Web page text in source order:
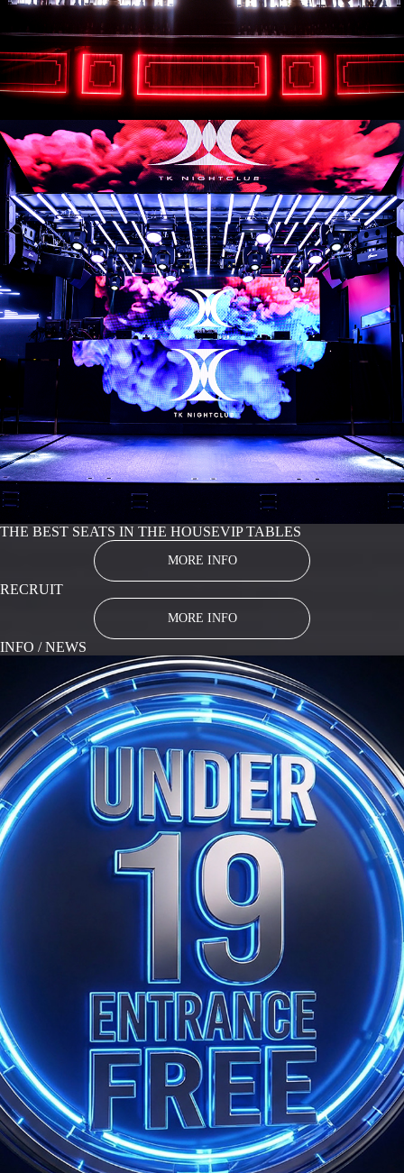
THE BEST SEATS IN THE HOUSEVIP TABLES
MORE INFO
RECRUIT
MORE INFO
INFO / NEWS